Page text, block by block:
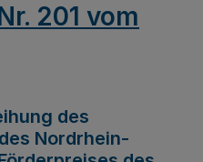
201 vom
des
Nordrhein-